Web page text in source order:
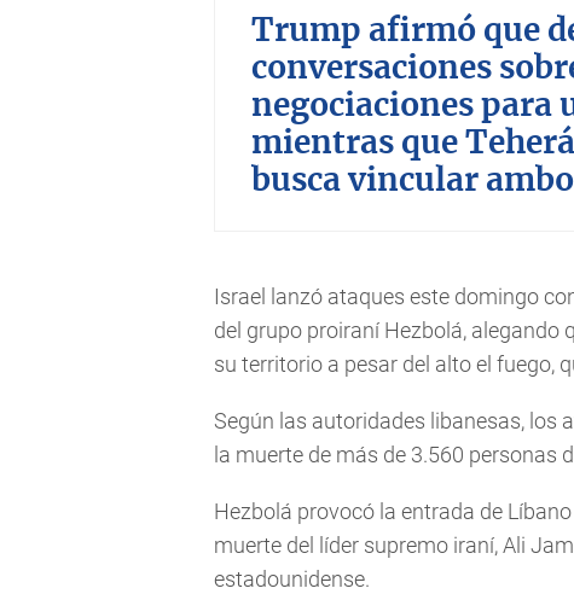
Trump afirmó que
conversaciones
negociaciones para
mientras que
busca vincular
Israel lanzó ataques este domingo
del grupo proiraní Hezbolá, alegando
su territorio a pesar del alto el fuego,
Según las autoridades libanesas, los
la muerte de más de 3.560 personas
Hezbolá provocó la entrada de
muerte del líder supremo iraní, Ali
estadounidense.